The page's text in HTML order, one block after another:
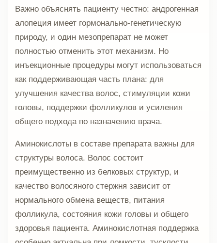
Важно объяснять пациенту честно: андрогенная
алопеция имеет гормонально-генетическую
природу, и один мезопрепарат не может
полностью отменить этот механизм. Но
инъекционные процедуры могут использоваться
как поддерживающая часть плана: для
улучшения качества волос, стимуляции кожи
головы, поддержки фолликулов и усиления
общего подхода по назначению врача.
Аминокислоты в составе препарата важны для
структуры волоса. Волос состоит
преимущественно из белковых структур, и
качество волосяного стержня зависит от
нормального обмена веществ, питания
фолликула, состояния кожи головы и общего
здоровья пациента. Аминокислотная поддержка